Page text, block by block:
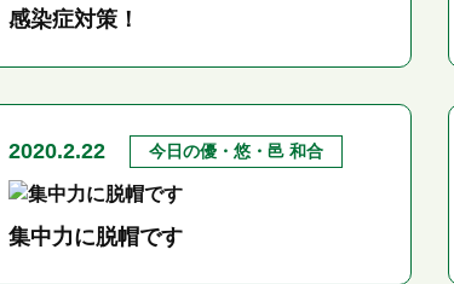
感染症対策！
2020.2.22 今日の優・悠・邑 和合
集中力に脱帽です